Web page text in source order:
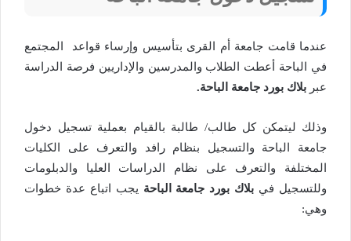
عندما قامت جامعة أم القرى بتأسيس وإرساء قواعد المجتمع
في الباحة أعطت الطلاب والمدرسين والإداريين فرصة الدراسة
عبر بلاك بورد جامعة الباحة.
وذلك ليتمكن كل طالب/ طالبة بالقيام بعملية تسجيل دخول
جامعة الباحة والتسجيل بنظام رافد والتعرف على الكليات
المختلفة والتعرف على نظام الدراسات العليا والدبلومات
وللتسجيل في بلاك بورد جامعة الباحة يجب اتباع عدة خطوات
وهي: